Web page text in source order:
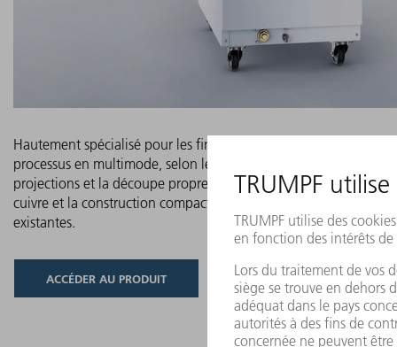
Hautement spécialisé pour les fines tâches de précision en
processus en multimode, selon le modèle et la qualité du
projections et la découpe propre réussissent même avec des
cuivre et la construction compacte permet une intégration facile
existantes.
ACCÉDER AU PRODUIT